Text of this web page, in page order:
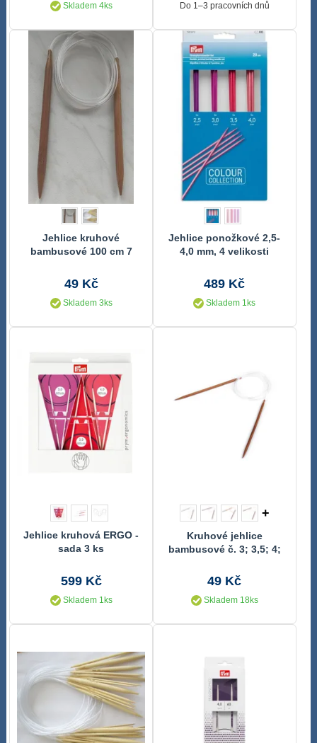
Skladem 4ks Do 1–3 pracovních dnů
Jehlice kruhové
bambusové 100 cm 7
49 Kč
Skladem 3ks
Jehlice ponožkové 2,5-
4,0 mm, 4 velikosti
489 Kč
Skladem 1ks
Jehlice kruhová ERGO -
sada 3 ks
599 Kč
Skladem 1ks
+
Kruhové jehlice
bambusové č. 3; 3,5; 4;
49 Kč
Skladem 18ks